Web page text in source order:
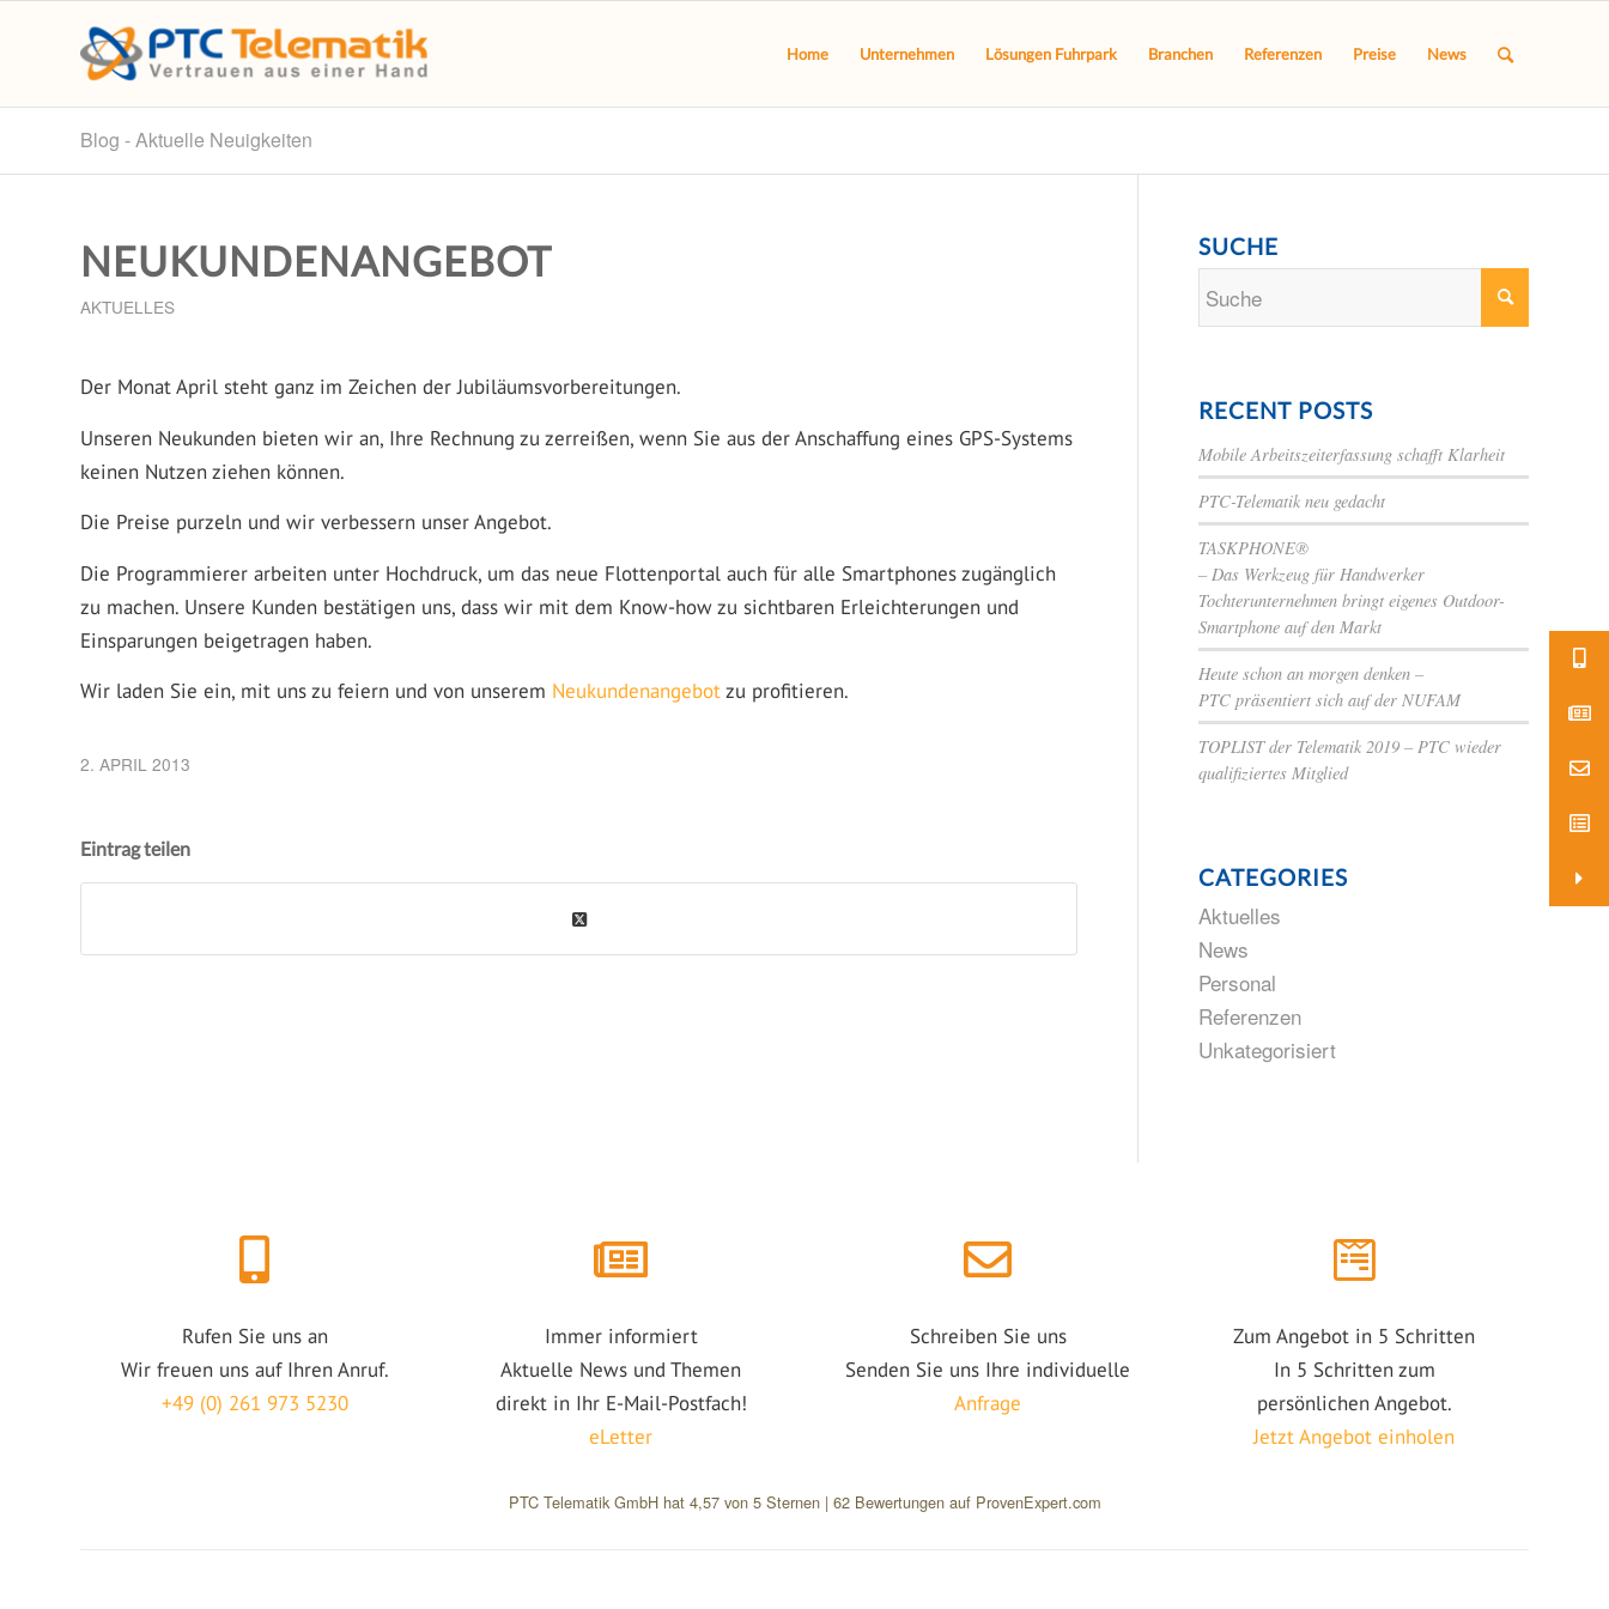
Home Unternehmen Lösungen Fuhrpark Branchen Referenzen Preise News
Blog - Aktuelle Neuigkeiten
NEUKUNDENANGEBOT
AKTUELLES
Der Monat April steht ganz im Zeichen der Jubiläumsvorbereitungen.
Unseren Neukunden bieten wir an, Ihre Rechnung zu zerreißen, wenn Sie aus der Anschaffung eines GPS-Systems
keinen Nutzen ziehen können.
Die Preise purzeln und wir verbessern unser Angebot.
Die Programmierer arbeiten unter Hochdruck, um das neue Flottenportal auch für alle Smartphones zugänglich
zu machen. Unsere Kunden bestätigen uns, dass wir mit dem Know-how zu sichtbaren Erleichterungen und
Einsparungen beigetragen haben.
Wir laden Sie ein, mit uns zu feiern und von unserem Neukundenangebotzu profitieren.
2. APRIL 2013
Eintrag teilen
SUCHE
RECENT POSTS
Mobile Arbeitszeiterfassung schafft Klarheit
PTC-Telematik neu gedacht
TASKPHONE®
– Das Werkzeug für Handwerker
Tochterunternehmen bringt eigenes Outdoor-
Smartphone auf den Markt
Heute schon an morgen denken –
PTC präsentiert sich auf der NUFAM
TOPLIST der Telematik 2019 – PTC wieder
qualifiziertes Mitglied
CATEGORIES
Aktuelles
News
Personal
Referenzen
Unkategorisiert
Rufen Sie uns an
Wir freuen uns auf Ihren Anruf.
+49 (0) 261 973 5230
Immer informiert
Aktuelle News und Themen
direkt in Ihr E-Mail-Postfach!
eLetter
Schreiben Sie uns
Senden Sie uns Ihre individuelle
Anfrage
Zum Angebot in 5 Schritten
In 5 Schritten zum
persönlichen Angebot.
Jetzt Angebot einholen
PTC Telematik GmbH hat 4,57von 5Sternen | 62Bewertungen auf ProvenExpert.com